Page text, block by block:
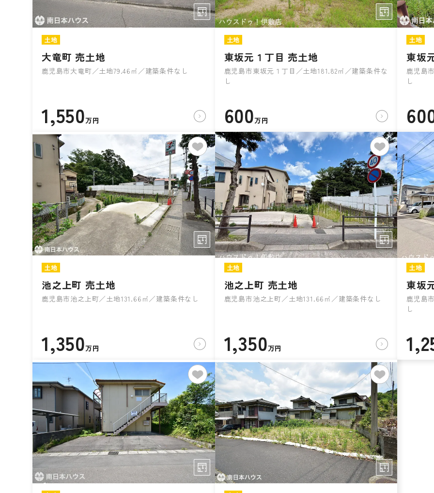
土地
大竜町 売土地
鹿児島市大竜町／土地79.46㎡／建築条件なし
1,550万円
土地
東坂元１丁目 売土地
鹿児島市東坂元１丁目／土地181.82㎡／建築条件な
し
600万円
土地
東坂
鹿児島
し
土地
池之上町 売土地
鹿児島市池之上町／土地131.66㎡／建築条件なし
1,350万円
土地
池之上町 売土地
鹿児島市池之上町／土地131.66㎡／建築条件なし
1,350万円
土地
東坂
鹿児島
し